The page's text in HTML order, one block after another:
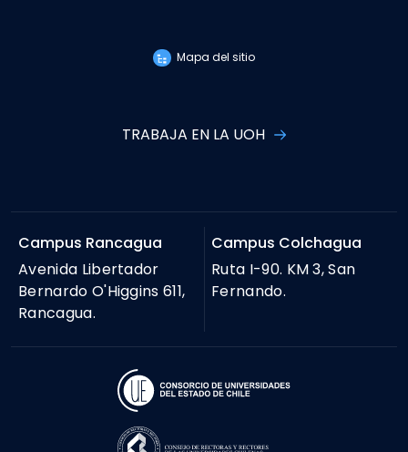
Mapa del sitio
TRABAJA EN LA UOH
Campus Rancagua
Avenida Libertador
Bernardo O'Higgins 611,
Rancagua.
Campus Colchagua
Ruta I-90. KM 3, San
Fernando.